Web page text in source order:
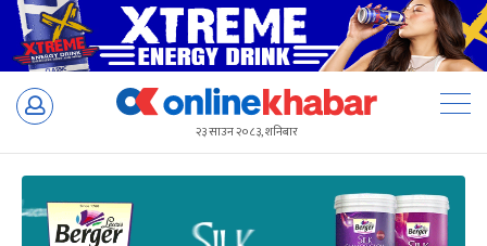
Skip
२३ साउन २०८३, शनिबार